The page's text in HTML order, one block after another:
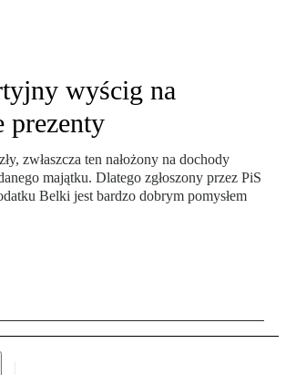
wyścig na
prezenty
zwłaszcza ten nałożony na dochody
majątku. Dlatego zgłoszony przez PiS
Belki jest bardzo dobrym pomysłem